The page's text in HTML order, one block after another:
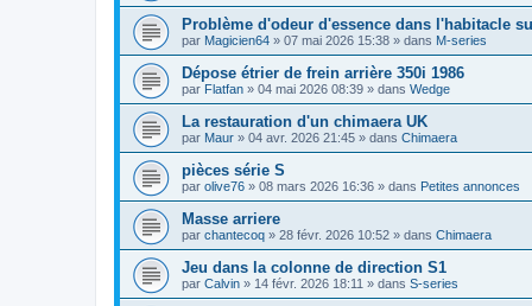
Problème d'odeur d'essence dans l'habitacle
par Magicien64 » 07 mai 2026 15:38 » dans M-series
Dépose étrier de frein arrière 350i 1986
par Flatfan » 04 mai 2026 08:39 » dans Wedge
La restauration d'un chimaera UK
par Maur » 04 avr. 2026 21:45 » dans Chimaera
pièces série S
par olive76 » 08 mars 2026 16:36 » dans Petites annonces
Masse arriere
par chantecoq » 28 févr. 2026 10:52 » dans Chimaera
Jeu dans la colonne de direction S1
par Calvin » 14 févr. 2026 18:11 » dans S-series